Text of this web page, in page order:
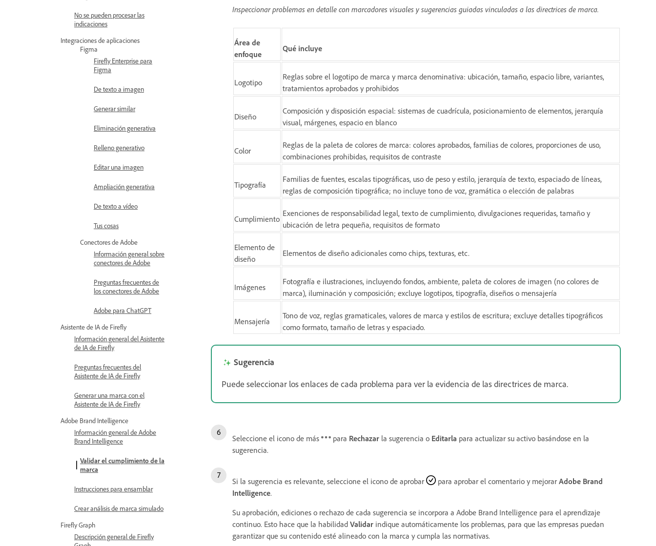
No se pueden procesar las
indicaciones
Integraciones de aplicaciones
Figma
Firefly Enterprise para
Figma
De texto a imagen
Generar similar
Eliminación generativa
Relleno generativo
Editar una imagen
Ampliación generativa
De texto a vídeo
Tus cosas
Conectores de Adobe
Información general sobre
conectores de Adobe
Preguntas frecuentes de
los conectores de Adobe
Adobe para ChatGPT
Asistente de IA de Firefly
Información general del Asistente
de IA de Firefly
Preguntas frecuentes del
Asistente de IA de Firefly
Generar una marca con el
Asistente de IA de Firefly
Adobe Brand Intelligence
Información general de Adobe
Brand Intelligence
Validar el cumplimiento de la
marca
Instrucciones para ensamblar
Crear análisis de marca simulado
Firefly Graph
Descripción general de Firefly
Inspeccionar problemas en detalle con marcadores visuales y sugerencias guiadas vinculadas a las directrices de marca.
Área de
enfoque
Qué incluye
Logotipo
Reglas sobre el logotipo de marca y marca denominativa: ubicación, tamaño, espacio libre, variantes,
tratamientos aprobados y prohibidos
Diseño
Composición y disposición espacial: sistemas de cuadrícula, posicionamiento de elementos, jerarquía
visual, márgenes, espacio en blanco
Color
Reglas de la paleta de colores de marca: colores aprobados, familias de colores, proporciones de uso,
combinaciones prohibidas, requisitos de contraste
Tipografía
Familias de fuentes, escalas tipográficas, uso de peso y estilo, jerarquía de texto, espaciado de líneas,
reglas de composición tipográfica; no incluye tono de voz, gramática o elección de palabras
Cumplimiento
Exenciones de responsabilidad legal, texto de cumplimiento, divulgaciones requeridas, tamaño y
ubicación de letra pequeña, requisitos de formato
Elemento de
diseño
Elementos de diseño adicionales como chips, texturas, etc.
Imágenes
Fotografía e ilustraciones, incluyendo fondos, ambiente, paleta de colores de imagen (no colores de
marca), iluminación y composición; excluye logotipos, tipografía, diseños o mensajería
Mensajería
Tono de voz, reglas gramaticales, valores de marca y estilos de escritura; excluye detalles tipográficos
como formato, tamaño de letras y espaciado.
Sugerencia
Puede seleccionar los enlaces de cada problema para ver la evidencia de las directrices de marca.
Seleccione el icono de más para Rechazar la sugerencia o Editarla para actualizar su activo basándose en la
sugerencia.
Si la sugerencia es relevante, seleccione el icono de aprobar para aprobar el comentario y mejorar Adobe Brand
Intelligence.
Su aprobación, ediciones o rechazo de cada sugerencia se incorpora a Adobe Brand Intelligence para el aprendizaje
continuo. Esto hace que la habilidad Validar indique automáticamente los problemas, para que las empresas puedan
garantizar que su contenido esté alineado con la marca y cumpla las normativas.